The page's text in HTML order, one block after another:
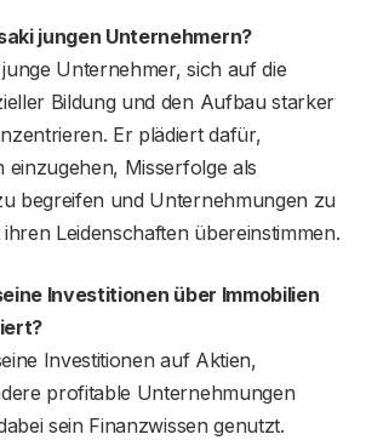
jungen Unternehmern?
Unternehmer, sich auf die
Bildung und den Aufbau starker
Er plädiert dafür,
einzugehen, Misserfolge als
begreifen und Unternehmungen zu
Leidenschaften übereinstimmen.
Investitionen über Immobilien
Investitionen auf Aktien,
profitable Unternehmungen
sein Finanzwissen genutzt.